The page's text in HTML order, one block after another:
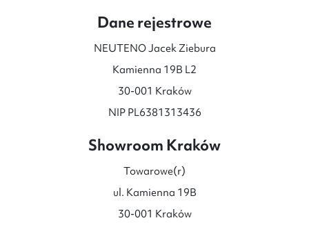
Dane rejestrowe
NEUTENO Jacek Ziebura
Kamienna 19B L2
30-001 Kraków
NIP PL6381313436
Showroom Kraków
Towarowe(r)
ul. Kamienna 19B
30-001 Kraków